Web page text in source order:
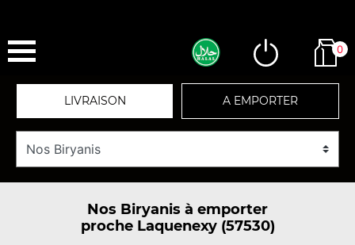
0
LIVRAISON A EMPORTER
Nos Biryanis à emporter
proche Laquenexy (57530)